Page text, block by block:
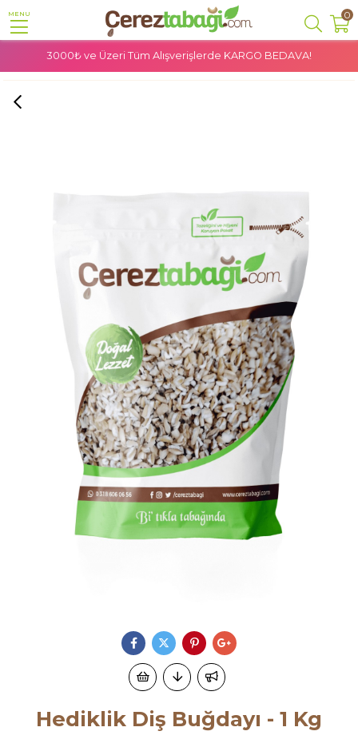
MENU 0
3000₺ ve Üzeri Tüm Alışverişlerde KARGO BEDAVA!
Hediklik Diş Buğdayı - 1 Kg
Hediklik Diş Buğdayı - 1 Kg